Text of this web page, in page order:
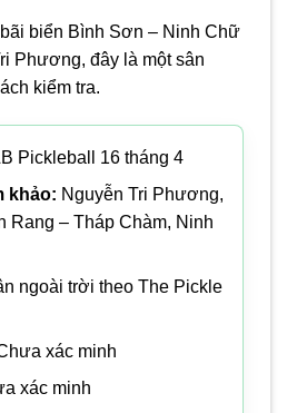
biển Bình Sơn – Ninh Chữ
Phương, đây là một sân
kiểm tra.
Pickleball 16 tháng 4
khảo: Nguyễn Tri Phương,
Rang – Tháp Chàm, Ninh
ngoài trời theo The Pickle
xác minh
xác minh